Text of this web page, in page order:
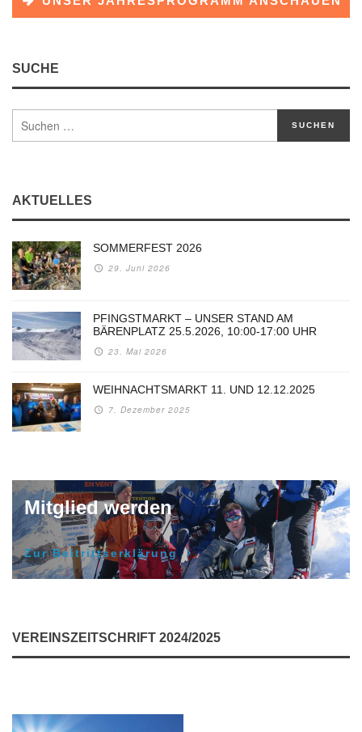
SUCHE
AKTUELLES
SOMMERFEST 2026
29. Juni 2026
PFINGSTMARKT – UNSER STAND AM
BÄRENPLATZ 25.5.2026, 10:00-17:00 UHR
23. Mai 2026
WEIHNACHTSMARKT 11. UND 12.12.2025
7. Dezember 2025
Mitglied werden
Zur Beitrittserklärung
VEREINSZEITSCHRIFT 2024/2025